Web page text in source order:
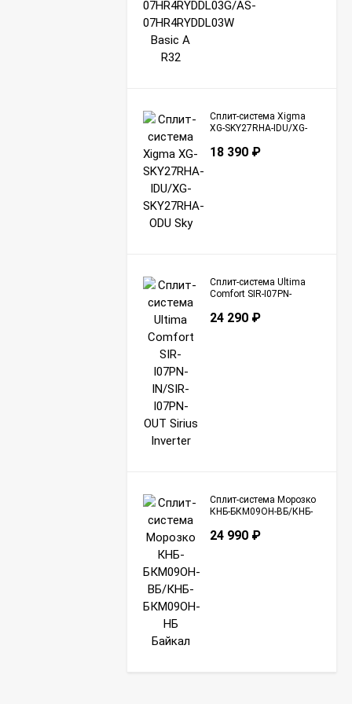
Сплит-система Xigma
XG-SKY27RHA-IDU/XG-
18 390 ₽
Сплит-система Ultima
Comfort SIR-I07PN-
Inverter
24 290 ₽
Сплит-система Морозко
КНБ-БКМ09ОН-ВБ/КНБ-
24 990 ₽